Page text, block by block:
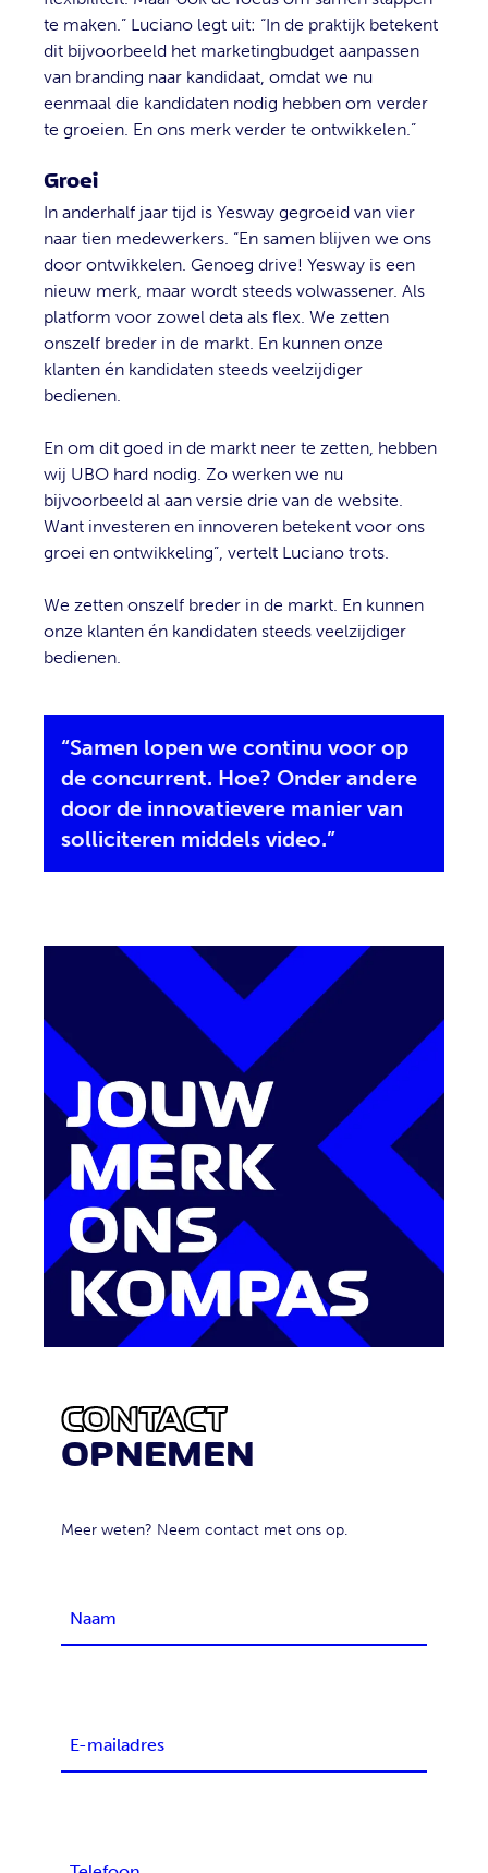
te maken.” Luciano legt uit: “In de praktijk betekent
dit bijvoorbeeld het marketingbudget aanpassen
van branding naar kandidaat, omdat we nu
eenmaal die kandidaten nodig hebben om verder
te groeien. En ons merk verder te ontwikkelen.”
Groei
In anderhalf jaar tijd is Yesway gegroeid van vier
naar tien medewerkers. “En samen blijven we ons
door ontwikkelen. Genoeg drive! Yesway is een
nieuw merk, maar wordt steeds volwassener. Als
platform voor zowel deta als flex. We zetten
onszelf breder in de markt. En kunnen onze
klanten én kandidaten steeds veelzijdiger
bedienen.
En om dit goed in de markt neer te zetten, hebben
wij UBO hard nodig. Zo werken we nu
bijvoorbeeld al aan versie drie van de website.
Want investeren en innoveren betekent voor ons
groei en ontwikkeling”, vertelt Luciano trots.
We zetten onszelf breder in de markt. En kunnen
onze klanten én kandidaten steeds veelzijdiger
bedienen.
“Samen lopen we continu voor op
de concurrent. Hoe? Onder andere
door de innovatievere manier van
solliciteren middels video.”
CONTACT
OPNEMEN
Meer weten? Neem contact met ons op.